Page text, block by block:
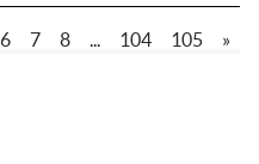
6 7 8 ... 104 105 »